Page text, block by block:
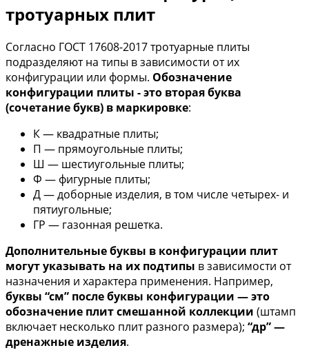
тротуарных плит
Согласно ГОСТ 17608-2017 тротуарные плиты
подразделяют на типы в зависимости от их
конфигурации или формы. Обозначение
конфигурации плиты - это вторая буква
(сочетание букв) в маркировке:
К — квадратные плиты;
П — прямоугольные плиты;
Ш — шестиугольные плиты;
Ф — фигурные плиты;
Д — доборные изделия, в том числе четырех- и
пятиугольные;
ГР — газонная решетка.
Дополнительные буквы в конфигурации плит
могут указывать на их подтипы в зависимости от
назначения и характера применения. Например,
буквы “см” после буквы конфигурации — это
обозначение плит смешанной коллекции (штамп
включает несколько плит разного размера); “др” —
дренажные изделия.